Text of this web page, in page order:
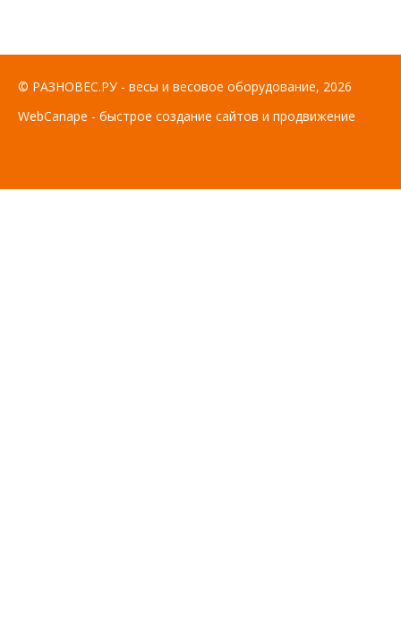
© РАЗНОВЕС.РУ - весы и весовое оборудование, 2026
WebCanape - быстрое создание сайтов и продвижение